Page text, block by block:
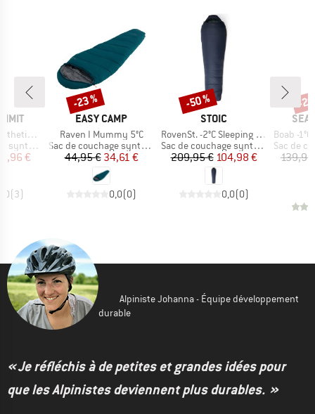
Bag
réduit
€
(3)
MARQUE
EASY CAMP
Article
Raven I Mummy 5°C
Product group
Sac de couchage synthétique
Prix
44,95 €Prix réduit
34,61 €
0,0(0)
Remise
-23 %
MARQUE
STOIC
Article
RovenSt. -2°C Sleeping Bag
Product group
Sac de couchage synthétique
Prix
209,95 €Prix réduit
104,98 €
0,0(0)
Remise
-50 %
SEA
Article
Boab -1°C
Product
Sac de
-
Alpiniste Johanna - Équipe développement
durable
« Je réfléchis à de petites et grandes idées pour
que les Alpinistes deviennent plus durables. »